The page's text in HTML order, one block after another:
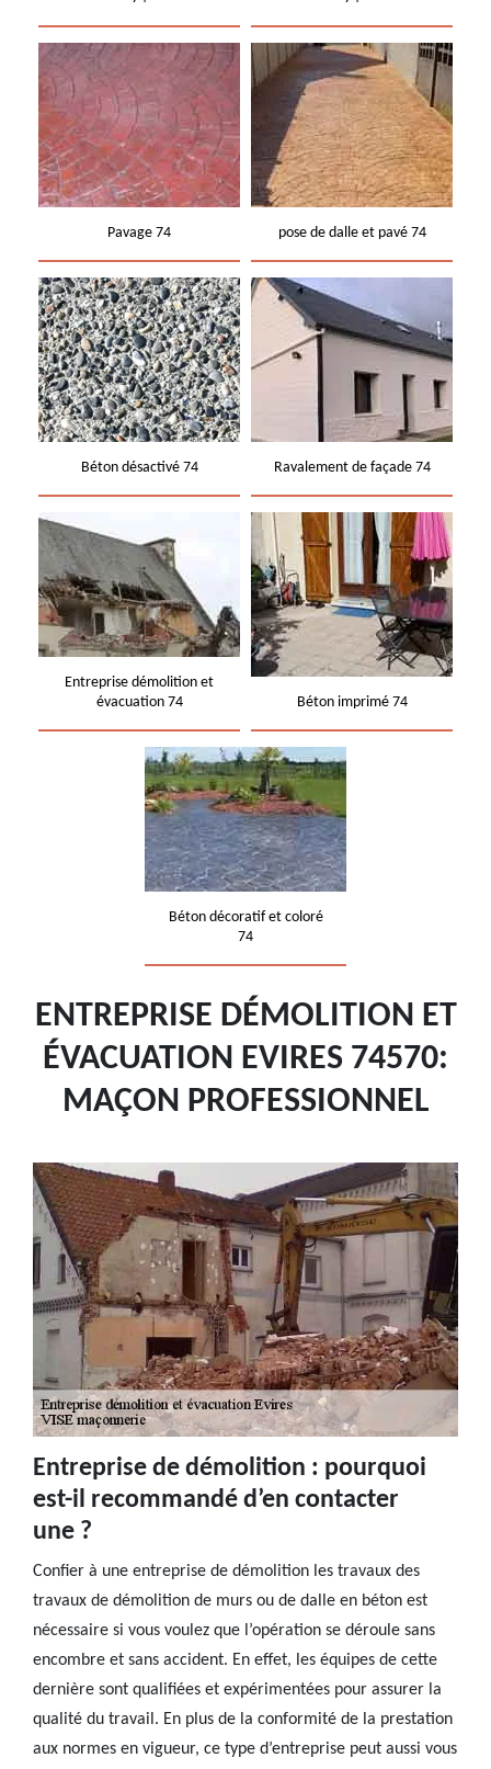
Pavage 74 pose de dalle et pavé 74
Béton désactivé 74 Ravalement de façade 74
Entreprise démolition et
évacuation 74
Béton imprimé 74
Béton décoratif et coloré
74
ENTREPRISE DÉMOLITION ET
ÉVACUATION EVIRES 74570:
MAÇON PROFESSIONNEL
Entreprise de démolition : pourquoi
est-il recommandé d’en contacter
une ?
Confier à une entreprise de démolition les travaux des
travaux de démolition de murs ou de dalle en béton est
nécessaire si vous voulez que l’opération se déroule sans
encombre et sans accident. En effet, les équipes de cette
dernière sont qualifiées et expérimentées pour assurer la
qualité du travail. En plus de la conformité de la prestation
aux normes en vigueur, ce type d’entreprise peut aussi vous